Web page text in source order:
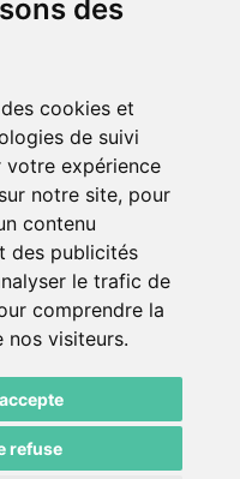
des
cookies et
de suivi
votre expérience
notre site, pour
contenu
des publicités
le trafic de
comprendre la
nos visiteurs.
refuse